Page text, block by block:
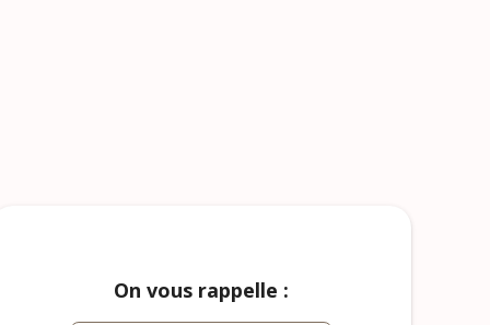
On vous rappelle :